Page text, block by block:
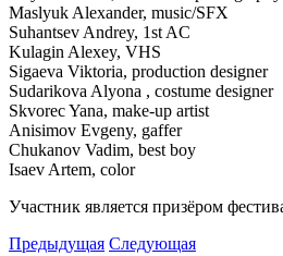
Maslyuk Alexander, music/SFX
Suhantsev Andrey, 1st AC
Kulagin Alexey, VHS
Sigaeva Viktoria, production designer
Sudarikova Alyona , costume designer
Skvorec Yana, make-up artist
Anisimov Evgeny, gaffer
Chukanov Vadim, best boy
Isaev Artem, color
Участник является призёром
Предыдущая Следующая